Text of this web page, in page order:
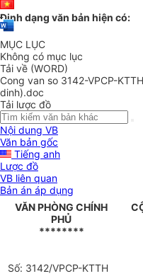
Định dạng văn bản hiện có:
MỤC LỤC
Không có mục lục
Tải về (WORD)
Cong van so 3142-VPCP-
dinh).doc
Tải lược đồ
Nội dung VB
Văn bản gốc
Tiếng anh
Lược đồ
VB liên quan
Bản án áp dụng
VĂN PHÒNG CHÍNH
PHỦ
********
Số: 3142/VPCP-KTTH